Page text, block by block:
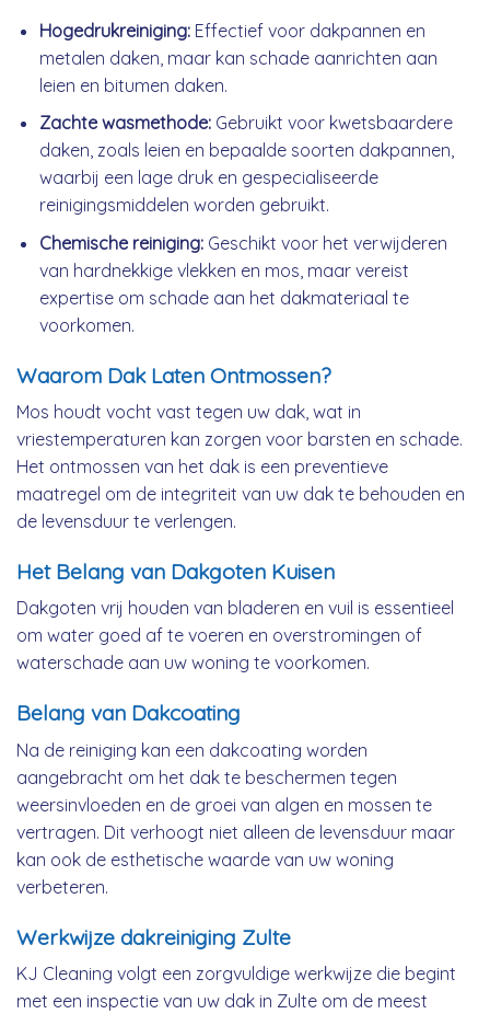
Hogedrukreiniging:Effectief voor dakpannen en
metalen daken, maar kan schade aanrichten aan
leien en bitumen daken.
Zachte wasmethode:Gebruikt voor kwetsbaardere
daken, zoals leien en bepaalde soorten dakpannen,
waarbij een lage druk en gespecialiseerde
reinigingsmiddelen worden gebruikt.
Chemische reiniging:Geschikt voor het verwijderen
van hardnekkige vlekken en mos, maar vereist
expertise om schade aan het dakmateriaal te
voorkomen.
Waarom Dak Laten Ontmossen?
Mos houdt vocht vast tegen uw dak, wat in
vriestemperaturen kan zorgen voor barsten en schade.
Het ontmossen van het dak is een preventieve
maatregel om de integriteit van uw dak te behouden en
de levensduur te verlengen.
Het Belang van Dakgoten Kuisen
Dakgoten vrij houden van bladeren en vuil is essentieel
om water goed af te voeren en overstromingen of
waterschade aan uw woning te voorkomen.
Belang van Dakcoating
Na de reiniging kan een dakcoating worden
aangebracht om het dak te beschermen tegen
weersinvloeden en de groei van algen en mossen te
vertragen. Dit verhoogt niet alleen de levensduur maar
kan ook de esthetische waarde van uw woning
verbeteren.
Werkwijze dakreiniging Zulte
KJ Cleaning volgt een zorgvuldige werkwijze die begint
met een inspectie van uw dak in Zulte om de meest